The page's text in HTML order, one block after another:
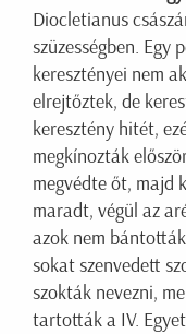
Diocletianus
szüzességben. Egy
keresztényei nem
elrejtőztek, de
keresztény hitét,
megkínozták
megvédte őt, majd
maradt, végül az
azok nem
sokat szenvedett
szokták nevezni,
tartották a IV.